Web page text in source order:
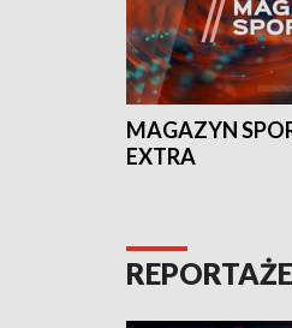
MAGAZYN
EXTRA
REPORTAŻE